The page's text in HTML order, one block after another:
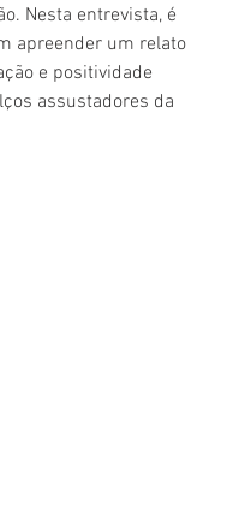
Nesta entrevista, é
apreender um relato
e positividade
assustadores da